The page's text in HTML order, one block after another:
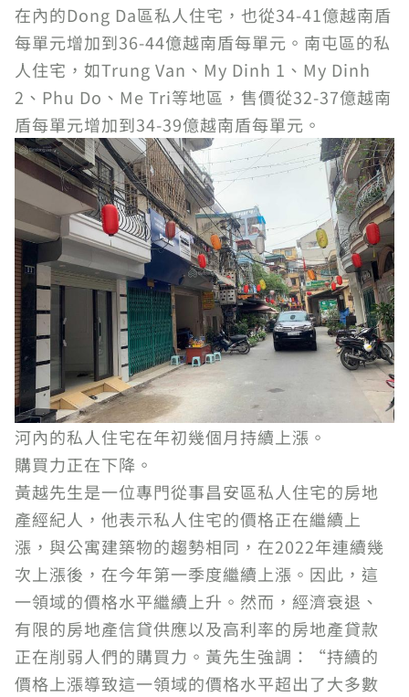
在內的Dong Da區私人住宅，也從34-41億越南盾
每單元增加到36-44億越南盾每單元。南屯區的私
人住宅，如Trung Van、My Dinh 1、My Dinh
2、Phu Do、Me Tri等地區，售價從32-37億越南
盾每單元增加到34-39億越南盾每單元。
河內的私人住宅在年初幾個月持續上漲。
購買力正在下降。
黃越先生是一位專門從事昌安區私人住宅的房地
產經紀人，他表示私人住宅的價格正在繼續上
漲，與公寓建築物的趨勢相同，在2022年連續幾
次上漲後，在今年第一季度繼續上漲。因此，這
一領域的價格水平繼續上升。然而，經濟衰退、
有限的房地產信貸供應以及高利率的房地產貸款
正在削弱人們的購買力。黃先生強調：“持續的
價格上漲導致這一領域的價格水平超出了大多數